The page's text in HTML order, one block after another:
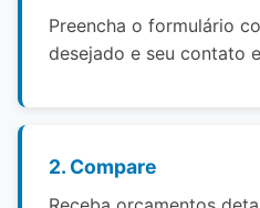
Preencha o formulário
desejado e seu contato
2. Compare